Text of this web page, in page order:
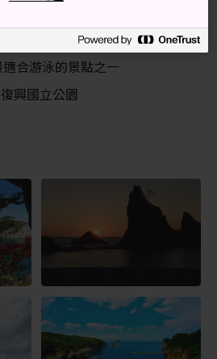
合游泳的景點之一
興國立公園